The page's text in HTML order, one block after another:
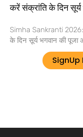
करें संक्रांति के दिन
Simha Sankranti
के दिन सूर्य भगवान की पूजा